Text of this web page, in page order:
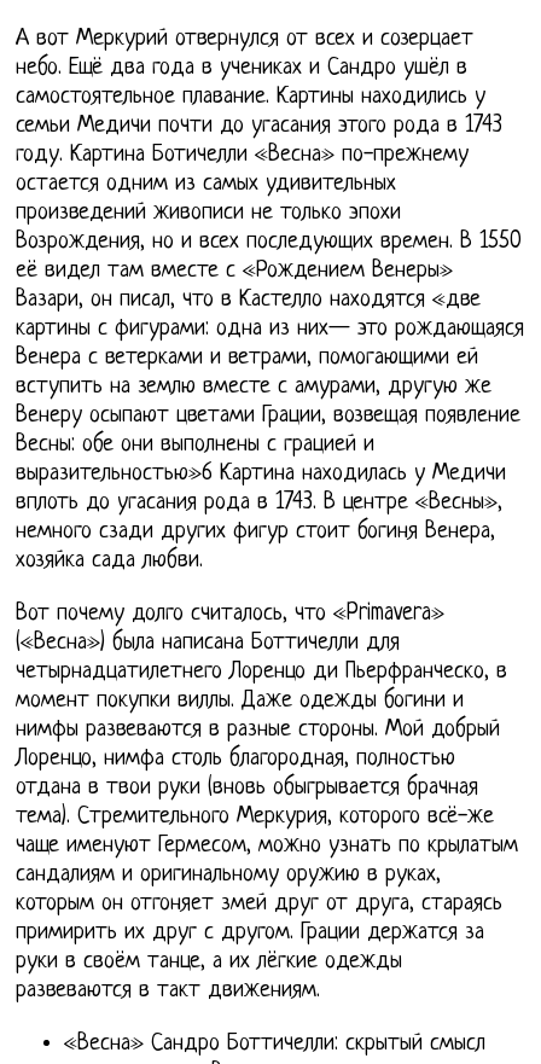
А вот Меркурий отвернулся от всех и созерцает
небо. Ещё два года в учениках и Сандро ушёл в
самостоятельное плавание. Картины находились у
семьи Медичи почти до угасания этого рода в 1743
году. Картина Ботичелли «Весна» по-прежнему
остается одним из самых удивительных
произведений живописи не только эпохи
Возрождения, но и всех последующих времен. В 1550
её видел там вместе с «Рождением Венеры»
Вазари, он писал, что в Кастелло находятся «две
картины с фигурами: одна из них— это рождающаяся
Венера с ветерками и ветрами, помогающими ей
вступить на землю вместе с амурами, другую же
Венеру осыпают цветами Грации, возвещая появление
Весны: обе они выполнены с грацией и
выразительностью»6 Картина находилась у Медичи
вплоть до угасания рода в 1743. В центре «Весны»,
немного сзади других фигур стоит богиня Венера,
хозяйка сада любви.
Вот почему долго считалось, что «Primavera»
(«Весна») была написана Боттичелли для
четырнадцатилетнего Лоренцо ди Пьерфранческо, в
момент покупки виллы. Даже одежды богини и
нимфы развеваются в разные стороны. Мой добрый
Лоренцо, нимфа столь благородная, полностью
отдана в твои руки (вновь обыгрывается брачная
тема). Стремительного Меркурия, которого всё-же
чаще именуют Гермесом, можно узнать по крылатым
сандалиям и оригинальному оружию в руках,
которым он отгоняет змей друг от друга, стараясь
примирить их друг с другом. Грации держатся за
руки в своём танце, а их лёгкие одежды
развеваются в такт движениям.
«Весна» Сандро Боттичелли: скрытый смысл